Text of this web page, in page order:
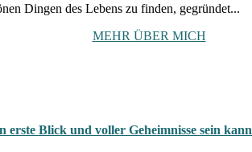
Dingen des Lebens zu finden, gegründet...
MEHR ÜBER MICH
Blick und voller Geheimnisse sein kann